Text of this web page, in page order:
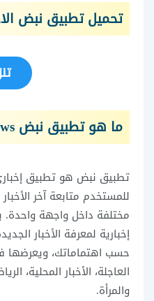
تحميل تطبيق نبض
ما هو تطبيق نبض Nabd News؟
تطبيق نبض هو تطبيق
للمستخدم متابعة آخر
مختلفة داخل واجهة
إخبارية لمعرفة الأخبار
حسب اهتماماتك، ويعرضها
العاجلة، الأخبار المحلية،
والمرأة.